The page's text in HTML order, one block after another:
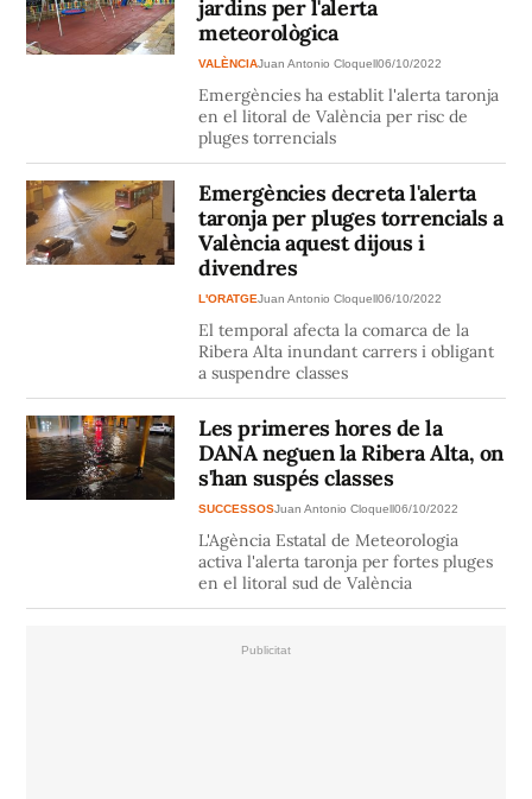
jardins per l'alerta
meteorològica
VALÈNCIAJuan Antonio Cloquell06/10/2022
Emergències ha establit l'alerta taronja
en el litoral de València per risc de
pluges torrencials
Emergències decreta l'alerta
taronja per pluges torrencials a
València aquest dijous i
divendres
L'ORATGEJuan Antonio Cloquell06/10/2022
El temporal afecta la comarca de la
Ribera Alta inundant carrers i obligant
a suspendre classes
Les primeres hores de la
DANA neguen la Ribera Alta, on
s'han suspés classes
SUCCESSOSJuan Antonio Cloquell06/10/2022
L'Agència Estatal de Meteorologia
activa l'alerta taronja per fortes pluges
en el litoral sud de València